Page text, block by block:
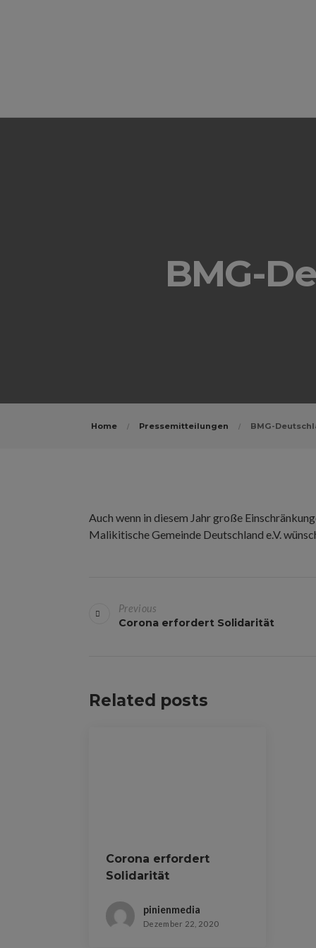
BMG-
Home Pressemitteilungen BMG-
Auch wenn in diesem Jahr große
Malikitische Gemeinde Deutschland e.V.
e
r
N
Previous
Corona erfordert Solidarität
Related posts
Corona erfordert
Solidarität
pinienmedia
Dezember 22, 2020